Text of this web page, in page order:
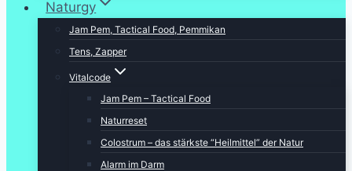
Naturgy
Jam Pem, Tactical Food, Pemmikan
Tens, Zapper
Vitalcode
Jam Pem – Tactical Food
Naturreset
Colostrum – das stärkste “Heilmittel” der Natur
Alarm im Darm